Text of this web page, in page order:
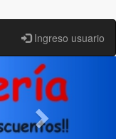
Ingreso usuario